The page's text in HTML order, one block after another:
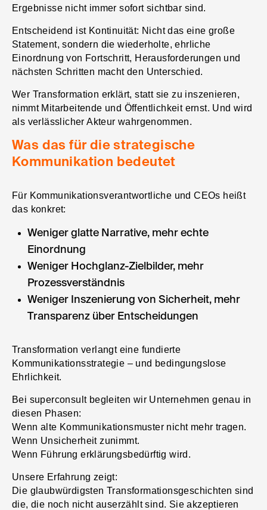
Ergebnisse nicht immer sofort sichtbar sind.
Entscheidend ist Kontinuität: Nicht das eine große
Statement, sondern die wiederholte, ehrliche
Einordnung von Fortschritt, Herausforderungen und
nächsten Schritten macht den Unterschied.
Wer Transformation erklärt, statt sie zu inszenieren,
nimmt Mitarbeitende und Öffentlichkeit ernst. Und wird
als verlässlicher Akteur wahrgenommen.
Was das für die strategische
Kommunikation bedeutet
Für Kommunikationsverantwortliche und CEOs heißt
das konkret:
Weniger glatte Narrative, mehr echte
Einordnung
Weniger Hochglanz-Zielbilder, mehr
Prozessverständnis
Weniger Inszenierung von Sicherheit, mehr
Transparenz über Entscheidungen
Transformation verlangt eine fundierte
Kommunikationsstrategie – und bedingungslose
Ehrlichkeit.
Bei superconsult begleiten wir Unternehmen genau in
diesen Phasen:
Wenn alte Kommunikationsmuster nicht mehr tragen.
Wenn Unsicherheit zunimmt.
Wenn Führung erklärungsbedürftig wird.
Unsere Erfahrung zeigt:
Die glaubwürdigsten Transformationsgeschichten sind
die, die noch nicht auserzählt sind. Sie akzeptieren